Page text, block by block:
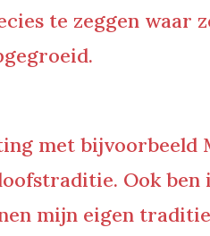
te zeggen waar
met bijvoorbeeld
Ook
mijn eigen